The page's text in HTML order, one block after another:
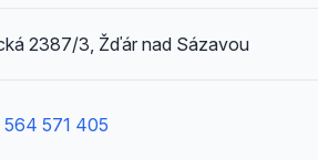
2387/3, Žďár nad Sázavou
571 405